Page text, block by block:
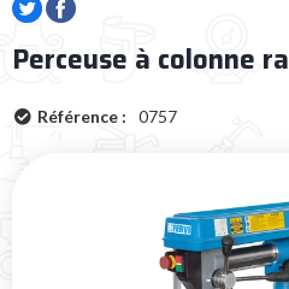
Perceuse à colonne
Référence : 0757